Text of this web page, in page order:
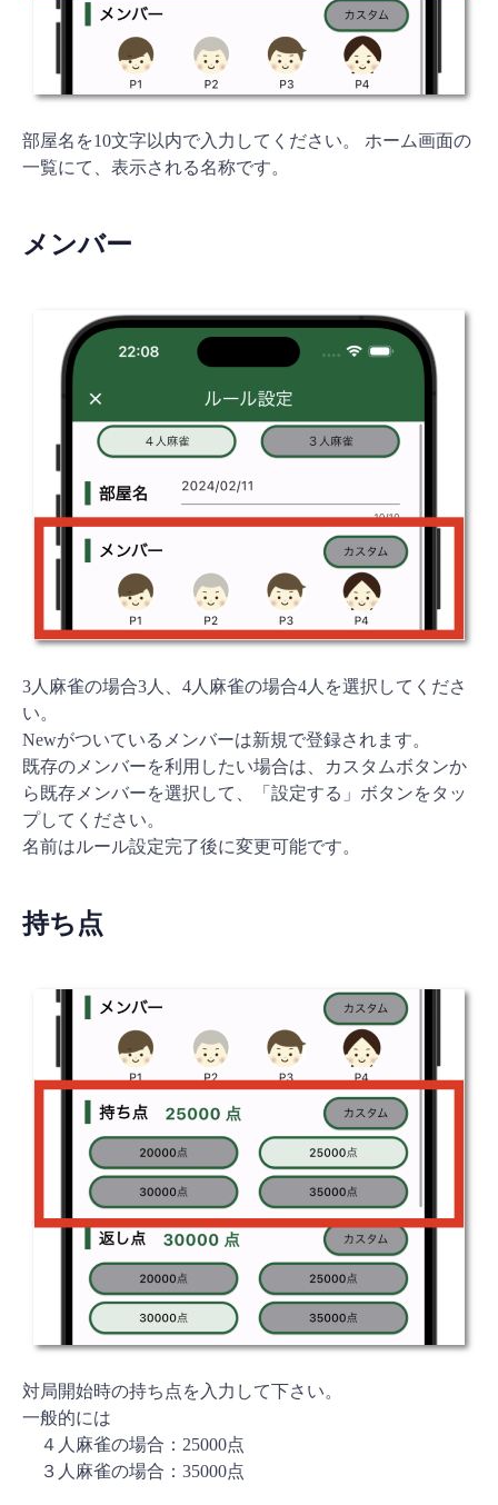
部屋名を10文字以内で入力してください。 ホーム画面の
一覧にて、表示される名称です。
メンバー
3人麻雀の場合3人、4人麻雀の場合4人を選択してくださ
い。
Newがついているメンバーは新規で登録されます。
既存のメンバーを利用したい場合は、カスタムボタンか
ら既存メンバーを選択して、「設定する」ボタンをタッ
プしてください。
名前はルール設定完了後に変更可能です。
持ち点
対局開始時の持ち点を入力して下さい。
一般的には
４人麻雀の場合：25000点
３人麻雀の場合：35000点